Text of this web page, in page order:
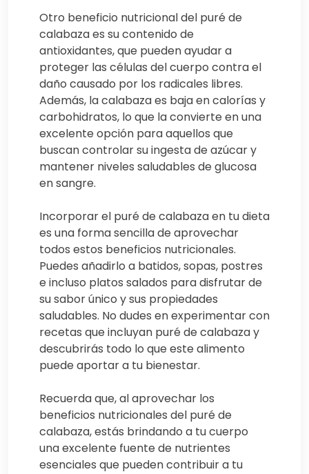
Otro beneficio nutricional del puré de
calabaza es su contenido de
antioxidantes, que pueden ayudar a
proteger las células del cuerpo contra el
daño causado por los radicales libres.
Además, la calabaza es baja en calorías y
carbohidratos, lo que la convierte en una
excelente opción para aquellos que
buscan controlar su ingesta de azúcar y
mantener niveles saludables de glucosa
en sangre.
Incorporar el puré de calabaza en tu dieta
es una forma sencilla de aprovechar
todos estos beneficios nutricionales.
Puedes añadirlo a batidos, sopas, postres
e incluso platos salados para disfrutar de
su sabor único y sus propiedades
saludables. No dudes en experimentar con
recetas que incluyan puré de calabaza y
descubrirás todo lo que este alimento
puede aportar a tu bienestar.
Recuerda que, al aprovechar los
beneficios nutricionales del puré de
calabaza, estás brindando a tu cuerpo
una excelente fuente de nutrientes
esenciales que pueden contribuir a tu